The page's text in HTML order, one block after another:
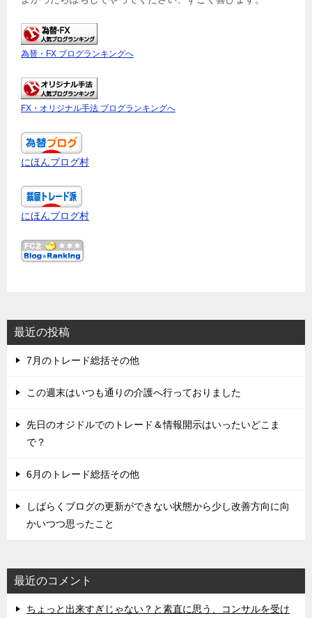
為替・FX ブログランキングへ
FX・オリジナル手法 ブログランキングへ
にほんブログ村
にほんブログ村
最近の投稿
7月のトレード総括その他
この週末はいつも通りの介護へ行っておりました
先日のオジドルでのトレード＆情報開示はいったいどこま
で？
6月のトレード総括その他
しばらくブログの更新ができない状態から少し改善方向に向
かいつつ思ったこと
最近のコメント
ちょっと出来すぎじゃない？と素直に思う、コンサルを受け